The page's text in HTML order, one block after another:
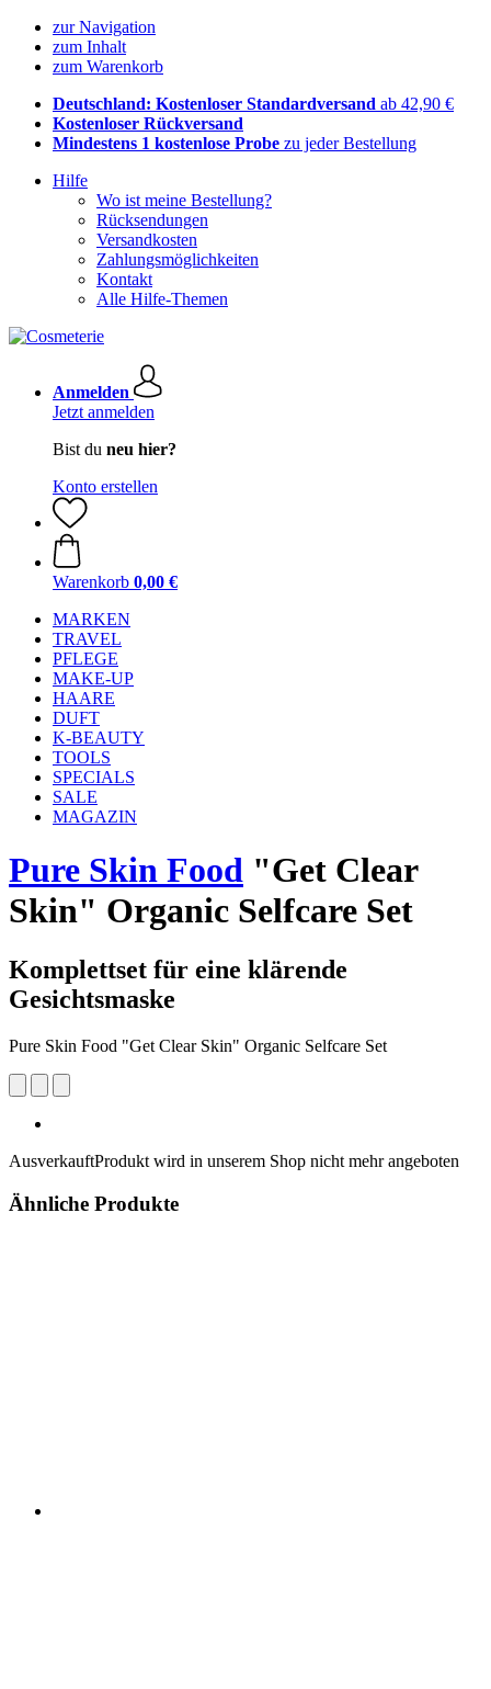
zur Navigation
zum Inhalt
zum Warenkorb
Deutschland: Kostenloser Standardversand ab 42,90 €
Kostenloser Rückversand
Mindestens 1 kostenlose Probe zu jeder Bestellung
Hilfe
Wo ist meine Bestellung?
Rücksendungen
Versandkosten
Zahlungsmöglichkeiten
Kontakt
Alle Hilfe-Themen
Anmelden
Jetzt anmelden
Bist du neu hier?
Konto erstellen
Warenkorb 0,00 €
MARKEN
TRAVEL
PFLEGE
MAKE-UP
HAARE
DUFT
K-BEAUTY
TOOLS
SPECIALS
SALE
MAGAZIN
Pure Skin Food "Get Clear
Skin" Organic Selfcare Set
Komplettset für eine klärende
Gesichtsmaske
Pure Skin Food "Get Clear Skin" Organic Selfcare Set
AusverkauftProdukt wird in unserem Shop nicht mehr angeboten
Ähnliche Produkte